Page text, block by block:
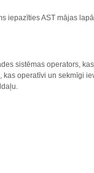
iepazīties AST mājas
sistēmas operators,
operatīvi un sekmīgi